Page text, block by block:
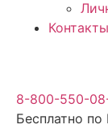
Контакты
8-800-550-
Бесплатно по